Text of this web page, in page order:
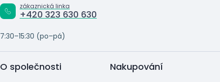
zákaznická linka
+420 323 630 630
7:30–15:30 (po–pá)
O společnosti Nakupování